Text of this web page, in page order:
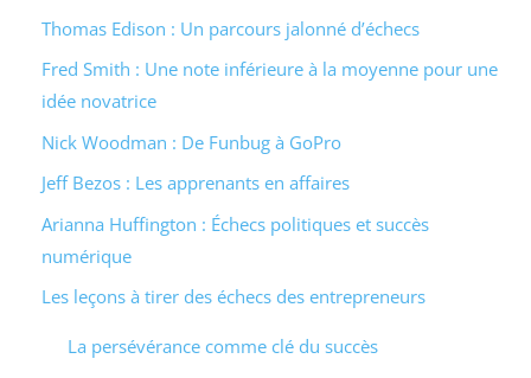
Thomas Edison : Un parcours jalonné d’échecs
Fred Smith : Une note inférieure à la moyenne pour une
idée novatrice
Nick Woodman : De Funbug à GoPro
Jeff Bezos : Les apprenants en affaires
Arianna Huffington : Échecs politiques et succès
numérique
Les leçons à tirer des échecs des entrepreneurs
La persévérance comme clé du succès